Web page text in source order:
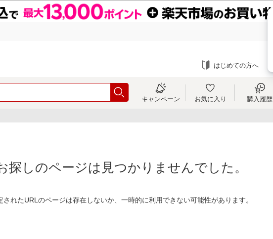
はじめての方へ
キャンペーン お気に入り 購入履歴
探しのページは見つかりませんでした。
されたURLのページは存在しないか、一時的に利用できない可能性があります。